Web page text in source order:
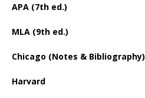
APA (7th ed.)
MLA (9th ed.)
Chicago (Notes & Bibliography)
Harvard